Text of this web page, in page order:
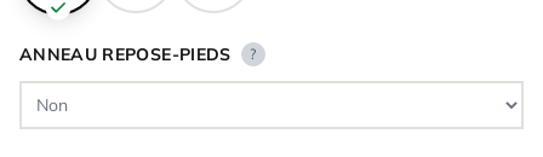
ANNEAU REPOSE-PIEDS ?